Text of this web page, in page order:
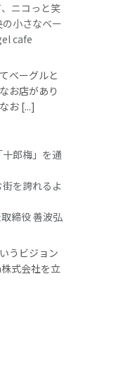
ニコっと笑
小さなベー
cafe
ベーグルと
お店があり
お [...]
郎梅」を通
を誇れるよ
締役 善波弘
うビジョン
式会社を立